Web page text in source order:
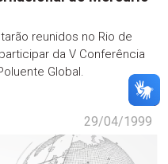
reunidos no Rio de
da V Conferência
Global.
29/04/1999